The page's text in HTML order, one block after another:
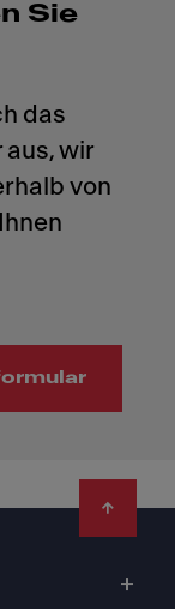
Sie
das
aus, wir
von